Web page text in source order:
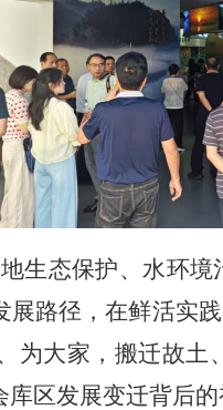
生态保护、水环
路径，在鲜活实
为大家，搬迁故
区发展变迁背后的